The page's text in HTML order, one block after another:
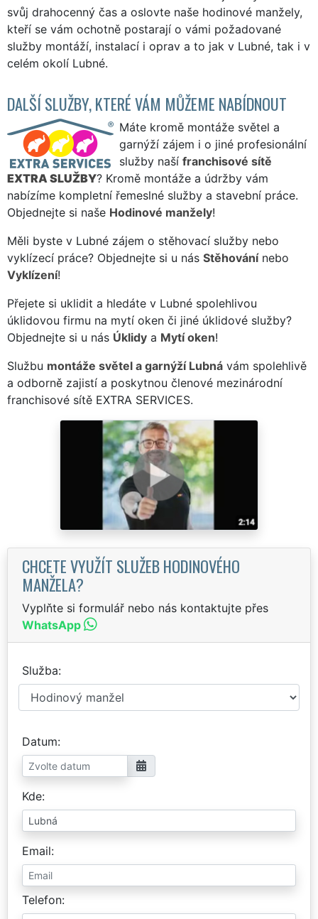
svůj drahocenný čas a oslovte naše hodinové manžely,
kteří se vám ochotně postarají o vámi požadované
služby montáží, instalací i oprav a to jak v Lubné, tak i v
celém okolí Lubné.
DALŠÍ SLUŽBY, KTERÉ VÁM MŮŽEME NABÍDNOUT
Máte kromě montáže světel a
garnýží zájem i o jiné profesionální
služby naší franchisové sítě
EXTRA SLUŽBY? Kromě montáže a údržby vám
nabízíme kompletní řemeslné služby a stavební práce.
Objednejte si naše Hodinové manžely!
Měli byste v Lubné zájem o stěhovací služby nebo
vyklízecí práce? Objednejte si u nás Stěhovánínebo
Vyklízení!
Přejete si uklidit a hledáte v Lubné spolehlivou
úklidovou firmu na mytí oken či jiné úklidové služby?
Objednejte si u nás Úklidy a Mytí oken!
Službu montáže světel a garnýží Lubná vám spolehlivě
a odborně zajistí a poskytnou členové mezinárodní
franchisové sítě EXTRA SERVICES.
CHCETE VYUŽÍT SLUŽEB HODINOVÉHO
MANŽELA?
Vyplňte si formulář nebo nás kontaktujte přes
WhatsApp
Služba
Datum
Kde
Email
Telefon